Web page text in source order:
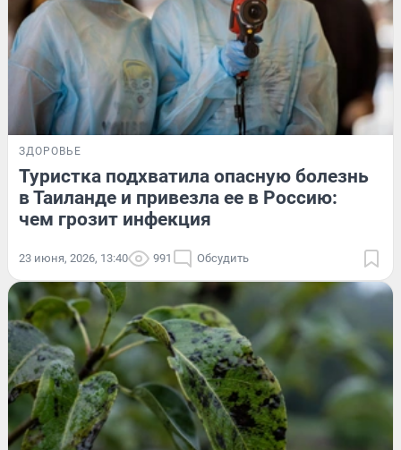
ЗДОРОВЬЕ
Туристка подхватила опасную болезнь
в Таиланде и привезла ее в Россию:
чем грозит инфекция
23 июня, 2026, 13:40 991 Обсудить